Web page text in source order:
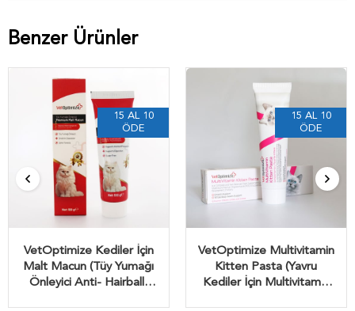
Benzer Ürünler
VetOptimize Kediler İçin
Malt Macun (Tüy Yumağı
Önleyici Anti- Hairball)
15 AL 10
ÖDE
VetOptimize Multivitamin
Kitten Pasta (Yavru
Kediler İçin Multivitamin
15 AL 10
ÖDE